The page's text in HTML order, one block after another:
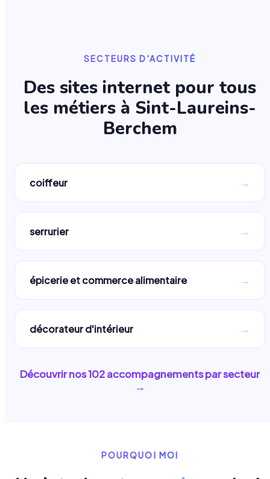
SECTEURS D'ACTIVITÉ
Des sites internet pour tous
les métiers à Sint-Laureins-
Berchem
coiffeur →
serrurier →
épicerie et commerce alimentaire →
décorateur d'intérieur →
Découvrir nos102accompagnements par secteur
→
POURQUOI MOI